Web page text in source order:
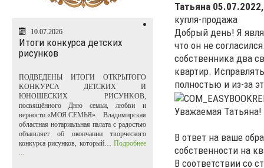
10.07.2026
Итоги конкурса детских
рисунков
ПОДВЕДЕНЫ ИТОГИ ОТКРЫТОГО
KOHKУPCA ДЕТСКИХ И
ЮНОШЕСКИХ PИCУHKOB,
посвящённого Дню семьи, любви и
верности «МОЯ СЕМЬЯ». Владимирская
областная нотариальная палата с радостью
объявляет об окончании творческого
конкурса рисунков, который… Подробнее
...
Татьяна
купля-продажа
Добрый день! Я
что он не
собственника два
квартир.
полностью и из-за
Уважаемая Татьяна!
В ответ на ваше
собственности на
В соответствии со